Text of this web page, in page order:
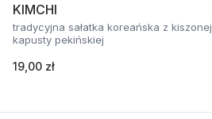
KIMCHI
tradycyjna sałatka koreańska z kiszonej
kapusty pekińskiej
19,00 zł